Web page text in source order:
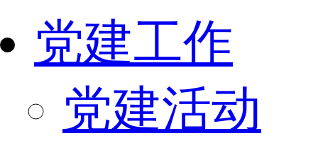
党建工作
党建活动